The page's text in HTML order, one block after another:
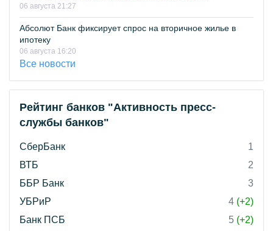
06 августа 21:27
Абсолют Банк фиксирует спрос на вторичное жилье в
ипотеку
06 августа 16:20
Все новости
Рейтинг банков "Активность пресс-
службы банков"
СберБанк
1
ВТБ
2
ББР Банк
3
УБРиР
4 (+2)
Банк ПСБ
5 (+2)